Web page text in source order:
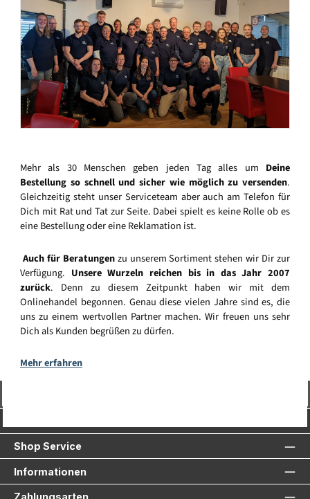
Mehr als 30 Menschen geben jeden Tag alles um Deine
Bestellung so schnell und sicher wie möglich zu versenden.
Gleichzeitig steht unser Serviceteam aber auch am Telefon für
Dich mit Rat und Tat zur Seite. Dabei spielt es keine Rolle ob es
eine Bestellung oder eine Reklamation ist.
Auch für Beratungenzu unserem Sortiment stehen wir Dir zur
Verfügung. Unsere Wurzeln reichen bis in das Jahr 2007
zurück. Denn zu diesem Zeitpunkt haben wir mit dem
Onlinehandel begonnen. Genau diese vielen Jahre sind es, die
uns zu einem wertvollen Partner machen. Wir freuen uns sehr
Dich als Kunden begrüßen zu dürfen.
Mehr erfahren
Shop Service
Informationen
Zahlungsarten